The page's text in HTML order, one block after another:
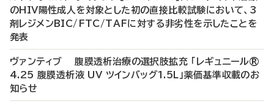
のHIV陽性成人を対象とした初の直接比較試験において、3
剤レジメンBIC/FTC/TAFに対する非劣性を示したことを
発表
ヴァンティブ 腹膜透析治療の選択肢拡充 「レギュニール®
4.25 腹膜透析液 UV ツインバッグ1.5L」薬価基準収載のお
知らせ